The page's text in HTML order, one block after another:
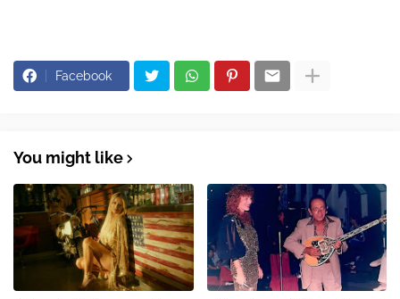
Facebook
You might like